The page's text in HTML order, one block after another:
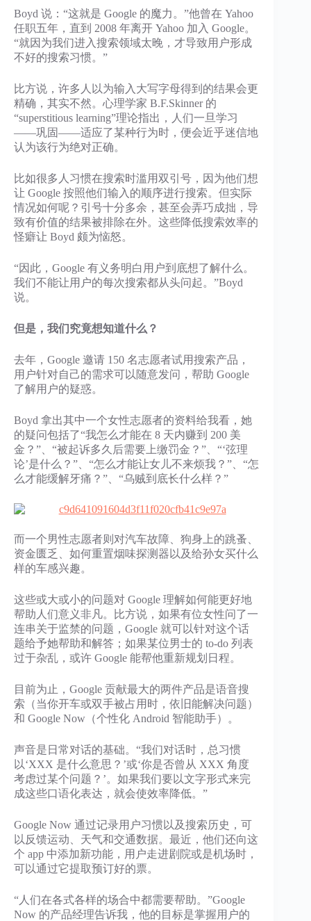
Boyd 说：“这就是 Google 的魔力。”他曾在 Yahoo
任职五年，直到 2008 年离开 Yahoo 加入 Google。
“就因为我们进入搜索领域太晚，才导致用户形成
不好的搜索习惯。”
比方说，许多人以为输入大写字母得到的结果会更
精确，其实不然。心理学家 B.F.Skinner 的
“superstitious learning”理论指出，人们一旦学习
——巩固——适应了某种行为时，便会近乎迷信地
认为该行为绝对正确。
比如很多人习惯在搜索时滥用双引号，因为他们想
让 Google 按照他们输入的顺序进行搜索。但实际
情况如何呢？引号十分多余，甚至会弄巧成拙，导
致有价值的结果被排除在外。这些降低搜索效率的
怪癖让 Boyd 颇为恼怒。
“因此，Google 有义务明白用户到底想了解什么。
我们不能让用户的每次搜索都从头问起。”Boyd
说。
但是，我们究竟想知道什么？
去年，Google 邀请 150 名志愿者试用搜索产品，
用户针对自己的需求可以随意发问，帮助 Google
了解用户的疑惑。
Boyd 拿出其中一个女性志愿者的资料给我看，她
的疑问包括了“我怎么才能在 8 天内赚到 200 美
金？”、“被起诉多久后需要上缴罚金？”、“‘弦理
论’是什么？”、“怎么才能让女儿不来烦我？”、“怎
么才能缓解牙痛？”、“乌贼到底长什么样？”
而一个男性志愿者则对汽车故障、狗身上的跳蚤、
资金匮乏、如何重置烟味探测器以及给孙女买什么
样的车感兴趣。
这些或大或小的问题对 Google 理解如何能更好地
帮助人们意义非凡。比方说，如果有位女性问了一
连串关于监禁的问题，Google 就可以针对这个话
题给予她帮助和解答；如果某位男士的 to-do 列表
过于杂乱，或许 Google 能帮他重新规划日程。
目前为止，Google 贡献最大的两件产品是语音搜
索（当你开车或双手被占用时，依旧能解决问题）
和 Google Now（个性化 Android 智能助手）。
声音是日常对话的基础。“我们对话时，总习惯
以‘XXX 是什么意思？’或‘你是否曾从 XXX 角度
考虑过某个问题？’。如果我们要以文字形式来完
成这些口语化表达，就会使效率降低。”
Google Now 通过记录用户习惯以及搜索历史，可
以反馈运动、天气和交通数据。最近，他们还向这
个 app 中添加新功能，用户走进剧院或是机场时，
可以通过它提取预订好的票。
“人们在各式各样的场合中都需要帮助。”Google
Now 的产品经理告诉我，他的目标是掌握用户的